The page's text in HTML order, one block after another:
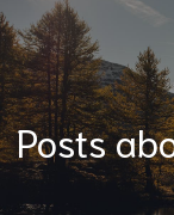
Posts